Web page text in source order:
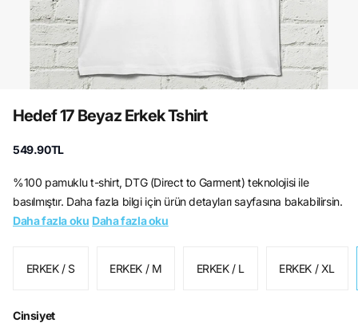
Hedef 17 Beyaz Erkek Tshirt
549.90TL
%100 pamuklu t-shirt, DTG (Direct to Garment) teknolojisi ile
basılmıştır. Daha fazla bilgi için ürün detayları sayfasına bakabilirsin.
Daha fazla oku Daha fazla oku
ERKEK / S ERKEK / M ERKEK / L ERKEK / XL
Cinsiyet